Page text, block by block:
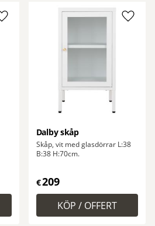
Lägg till i favoriter
Dalby skåp
Skåp, vit med glasdörrar L:38
B:38 H:70cm.
€209
Lägg